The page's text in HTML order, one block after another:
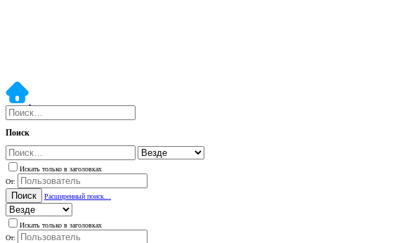
Поиск
Искать только в заголовках
От:
Поиск Расширенный поиск…
Искать только в заголовках
От: